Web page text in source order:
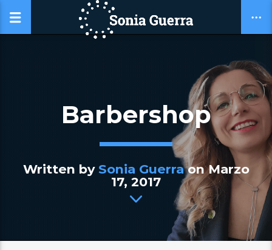
Barbershop
Written by Sonia Guerraon Marzo
17, 2017